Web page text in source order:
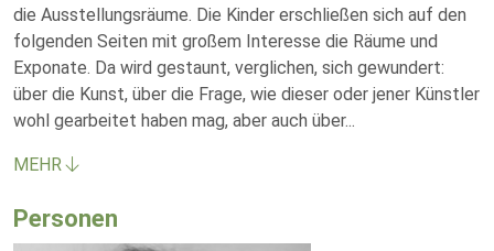
die Ausstellungsräume. Die Kinder erschließen sich auf den
folgenden Seiten mit großem Interesse die Räume und
Exponate. Da wird gestaunt, verglichen, sich gewundert:
über die Kunst, über die Frage, wie dieser oder jener Künstler
wohl gearbeitet haben mag, aber auch über...
MEHR
Personen